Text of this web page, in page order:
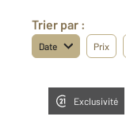
Trier par :
Date Prix
Exclusivité